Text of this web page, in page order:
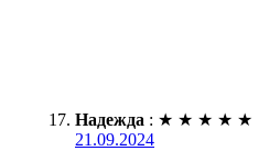
Надежда : ★ ★ ★ ★ ★
21.09.2024